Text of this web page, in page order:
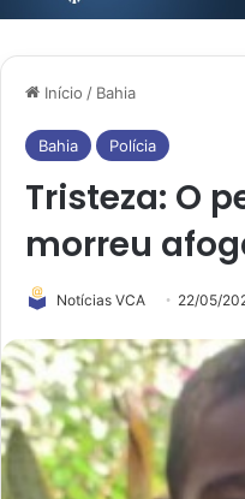
Início / Bahia
Bahia Polícia
Tristeza: O
morreu
Notícias VCA 22/05/